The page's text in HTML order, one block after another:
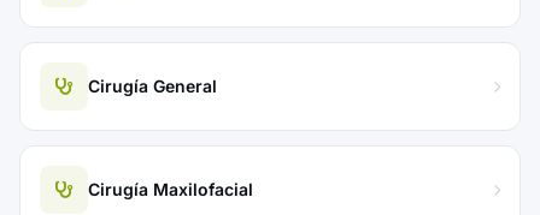
Cirugía General
Cirugía Maxilofacial